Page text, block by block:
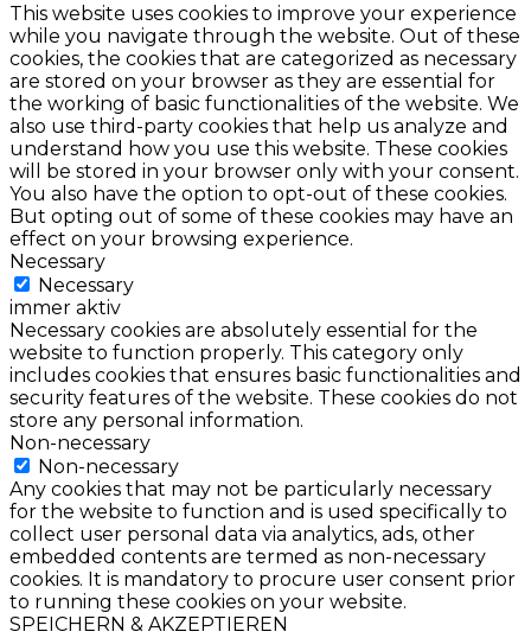
This website uses cookies to improve your experience
while you navigate through the website. Out of these
cookies, the cookies that are categorized as necessary
are stored on your browser as they are essential for
the working of basic functionalities of the website. We
also use third-party cookies that help us analyze and
understand how you use this website. These cookies
will be stored in your browser only with your consent.
You also have the option to opt-out of these cookies.
But opting out of some of these cookies may have an
effect on your browsing experience.
Necessary
Necessary
immer aktiv
Necessary cookies are absolutely essential for the
website to function properly. This category only
includes cookies that ensures basic functionalities and
security features of the website. These cookies do not
store any personal information.
Non-necessary
Non-necessary
Any cookies that may not be particularly necessary
for the website to function and is used specifically to
collect user personal data via analytics, ads, other
embedded contents are termed as non-necessary
cookies. It is mandatory to procure user consent prior
to running these cookies on your website.
SPEICHERN & AKZEPTIEREN